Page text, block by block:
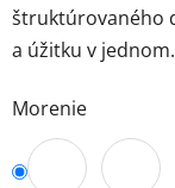
štruktúrovaného
a úžitku v jednom.
Morenie